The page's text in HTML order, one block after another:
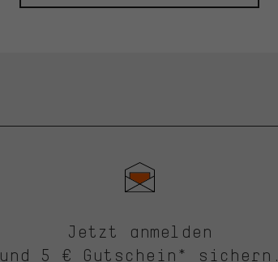
Jetzt anmelden
und 5 € Gutschein* sichern.